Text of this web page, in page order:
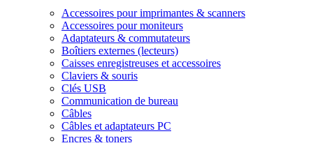
Accessoires pour imprimantes & scanners
Accessoires pour moniteurs
Adaptateurs & commutateurs
Boîtiers externes (lecteurs)
Caisses enregistreuses et accessoires
Claviers & souris
Clés USB
Communication de bureau
Câbles
Câbles et adaptateurs PC
Encres & toners